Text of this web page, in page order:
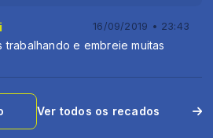
16/09/2019 • 23:43
trabalhando e embreie muitas
Ver todos os recados